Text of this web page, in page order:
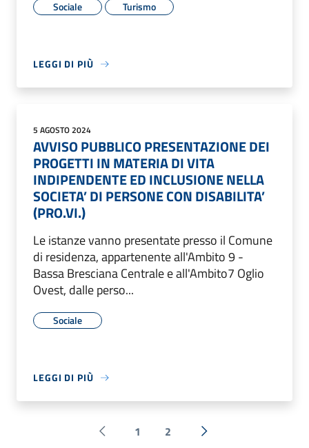
Sociale Turismo
LEGGI DI PIÙ
5 AGOSTO 2024
AVVISO PUBBLICO PRESENTAZIONE DEI
PROGETTI IN MATERIA DI VITA
INDIPENDENTE ED INCLUSIONE NELLA
SOCIETA’ DI PERSONE CON DISABILITA’
(PRO.VI.)
Le istanze vanno presentate presso il Comune
di residenza, appartenente all'Ambito 9 -
Bassa Bresciana Centrale e all'Ambito7 Oglio
Ovest, dalle perso...
Sociale
LEGGI DI PIÙ
Pagina precedente
1 2 Successiva »